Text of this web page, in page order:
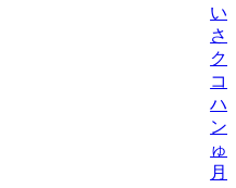
い
さ
ク
コ
ハ
ン
ゅ
月